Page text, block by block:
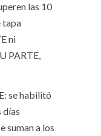
las 10
tapa
ni
PARTE,
se habilitó
días
suman a los